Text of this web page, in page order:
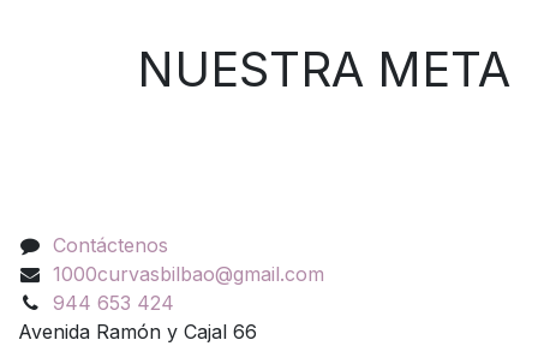
NUESTRA META
Contáctenos
1000curvasbilbao@gmail.com
944 653 424
Avenida Ramón y Cajal 66